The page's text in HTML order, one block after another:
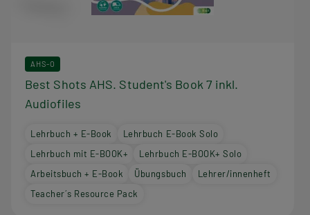
AHS-O
Best Shots AHS. Student's Book 7 inkl.
Audiofiles
Lehrbuch + E-Book
Lehrbuch E-Book Solo
Lehrbuch mit E-BOOK+
Lehrbuch E-BOOK+ Solo
Arbeitsbuch + E-Book
Übungsbuch
Lehrer/innenheft
Teacher´s Resource Pack